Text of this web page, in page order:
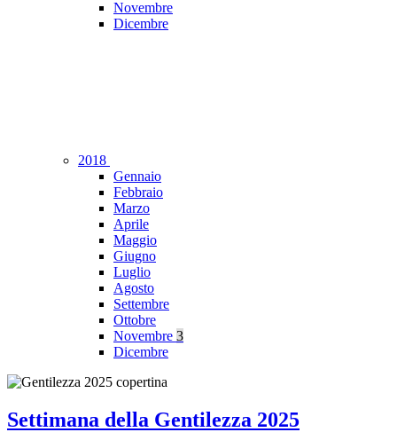
Novembre
Dicembre
2018
Gennaio
Febbraio
Marzo
Aprile
Maggio
Giugno
Luglio
Agosto
Settembre
Ottobre
Novembre 3
Dicembre
Settimana della Gentilezza 2025